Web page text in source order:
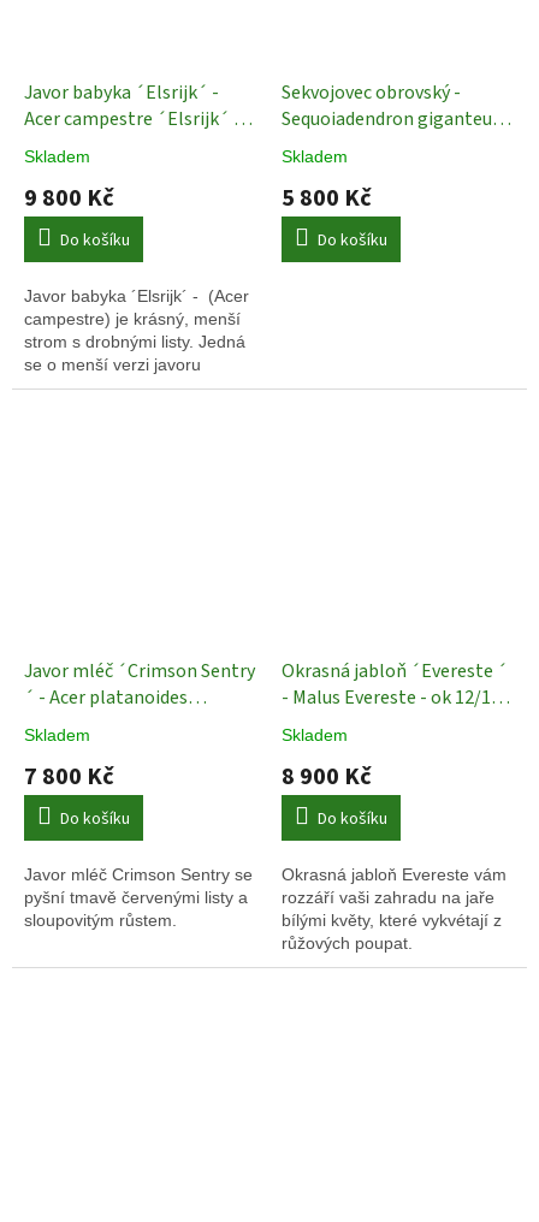
Javor babyka ´Elsrijk´ -
Acer campestre ´Elsrijk´ -
ok 14/16
Skladem
9 800 Kč
Do košíku
Javor babyka ´Elsrijk´ - (Acer
campestre) je krásný, menší
strom s drobnými listy. Jedná
se o menší verzi javoru
babyky pojmenovaného po
Sekvojovec obrovský -
Sequoiadendron giganteum
Jehličnany
Skladem
5 800 Kč
Do košíku
Javor mléč ´Crimson Sentry
´ - Acer platanoides
´Crimson Sentry´- ok 10/12
Skladem
7 800 Kč
Do košíku
Javor mléč Crimson Sentry se
pyšní tmavě červenými listy a
sloupovitým růstem.
Okrasná jabloň ´Evereste ´
- Malus Evereste - ok 12/14
okrasné ovocné stromy
Skladem
8 900 Kč
Do košíku
Okrasná jabloň Evereste vám
rozzáří vaši zahradu na jaře
bílými květy, které vykvétají z
růžových poupat.